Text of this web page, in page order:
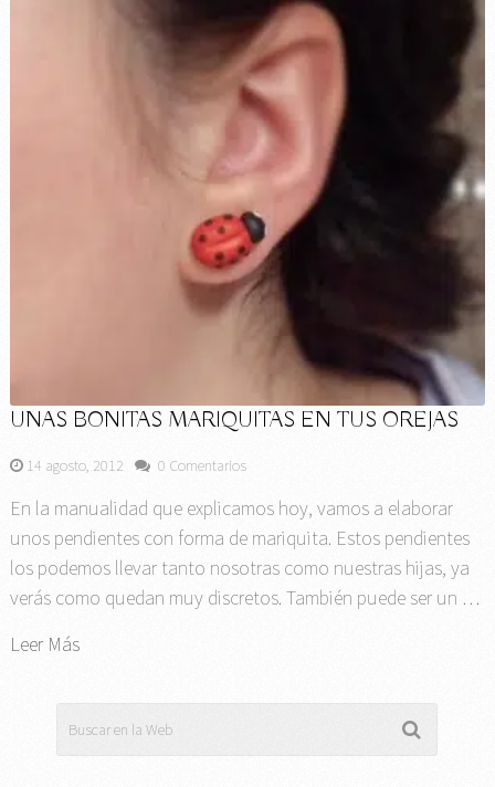
UNAS BONITAS MARIQUITAS EN TUS OREJAS
14 agosto, 2012 0 Comentarios
En la manualidad que explicamos hoy, vamos a elaborar
unos pendientes con forma de mariquita. Estos pendientes
los podemos llevar tanto nosotras como nuestras hijas, ya
verás como quedan muy discretos. También puede ser un …
Leer Más